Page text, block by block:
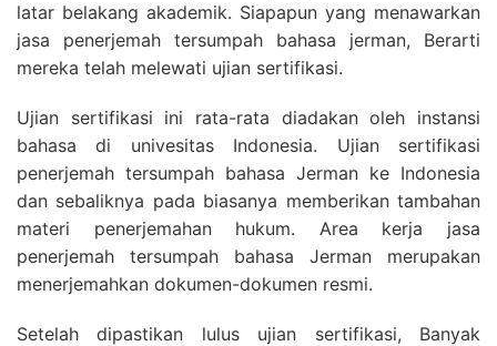
latar belakang akademik. Siapapun yang menawarkan
jasa penerjemah tersumpah bahasa jerman, Berarti
mereka telah melewati ujian sertifikasi.
Ujian sertifikasi ini rata-rata diadakan oleh instansi
bahasa di univesitas Indonesia. Ujian sertifikasi
penerjemah tersumpah bahasa Jerman ke Indonesia
dan sebaliknya pada biasanya memberikan tambahan
materi penerjemahan hukum. Area kerja jasa
penerjemah tersumpah bahasa Jerman merupakan
menerjemahkan dokumen-dokumen resmi.
Setelah dipastikan lulus ujian sertifikasi, Banyak